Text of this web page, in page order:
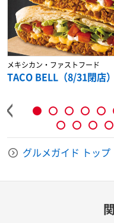
メキシカン・ファストフード
TACO BELL（8/31閉店）
グルメガイド トップ